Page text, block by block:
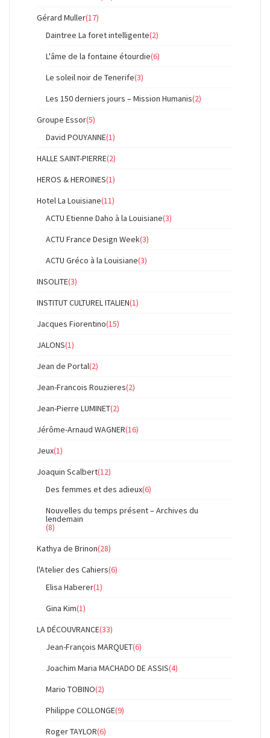
Gérard Muller(17)
Daintree La foret intelligente(2)
L'âme de la fontaine étourdie(6)
Le soleil noir de Tenerife(3)
Les 150 derniers jours – Mission Humanis(2)
Groupe Essor(5)
David POUYANNE(1)
HALLE SAINT-PIERRE(2)
HEROS & HEROINES(1)
Hotel La Louisiane(11)
ACTU Etienne Daho à la Louisiane(3)
ACTU France Design Week(3)
ACTU Gréco à la Louisiane(3)
INSOLITE(3)
INSTITUT CULTUREL ITALIEN(1)
Jacques Fiorentino(15)
JALONS(1)
Jean de Portal(2)
Jean-Francois Rouzieres(2)
Jean-Pierre LUMINET(2)
Jérôme-Arnaud WAGNER(16)
Jeux(1)
Joaquin Scalbert(12)
Des femmes et des adieux(6)
Nouvelles du temps présent – Archives du
lendemain
(8)
Kathya de Brinon(28)
l'Atelier des Cahiers(6)
Elisa Haberer(1)
Gina Kim(1)
LA DÉCOUVRANCE(33)
Jean-François MARQUET(6)
Joachim Maria MACHADO DE ASSIS(4)
Mario TOBINO(2)
Philippe COLLONGE(9)
Roger TAYLOR(6)